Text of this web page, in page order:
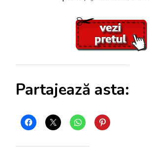
Partajează asta: